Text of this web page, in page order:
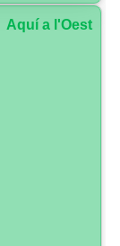
Aquí a l'Oest